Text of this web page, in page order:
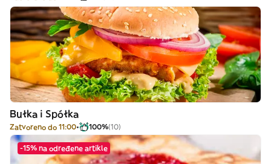
Bułka i Spółka
Zatvoreno do 11:00 100%(10)
-15% na određene artikle